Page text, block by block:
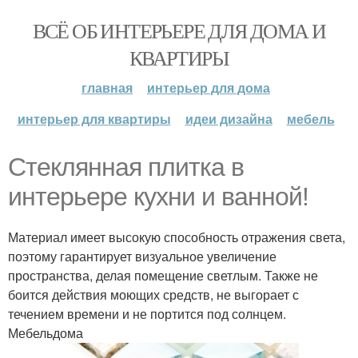
ВСЁ ОБ ИНТЕРЬЕРЕ ДЛЯ ДОМА И
КВАРТИРЫ
главная
интерьер для дома
интерьер для квартиры
идеи дизайна мебель
Стеклянная плитка в
интерьере кухни и ванной!
Материал имеет высокую способность отражения света,
поэтому гарантирует визуальное увеличение
пространства, делая помещение светлым. Также не
боится действия моющих средств, не выгорает с
течением времени и не портится под солнцем.
Мебельдома